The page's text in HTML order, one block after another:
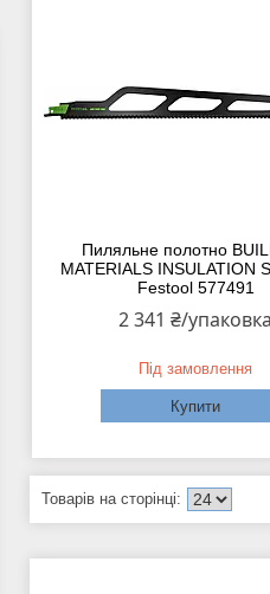
Пиляльне полотно
MATERIALS INSULATION
Festool 577491
2 341 ₴/упаковка
Під замовлення
Купити